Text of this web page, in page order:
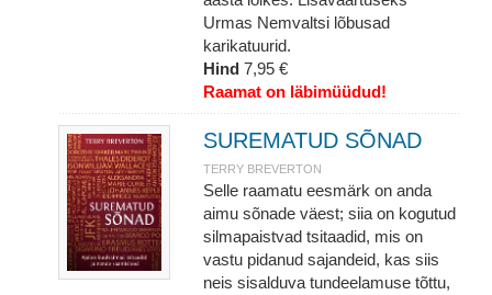
Urmas Nemvaltsi lõbusad
karikatuurid.
Hind 7,95 €
Raamat on läbimüüdud!
SUREMATUD SÕNAD
TERRY BREVERTON
Selle raamatu eesmärk on anda
aimu sõnade väest; siia on kogutud
silmapaistvad tsitaadid, mis on
vastu pidanud sajandeid, kas siis
neis sisalduva tundeelamuse tõttu,